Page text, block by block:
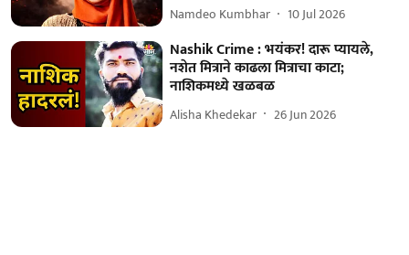
Namdeo Kumbhar 10 Jul 2026
Nashik Crime : भयंकर! दारू प्यायले,
नशेत मित्राने काढला मित्राचा काटा;
नाशिकमध्ये खळबळ
Alisha Khedekar 26 Jun 2026